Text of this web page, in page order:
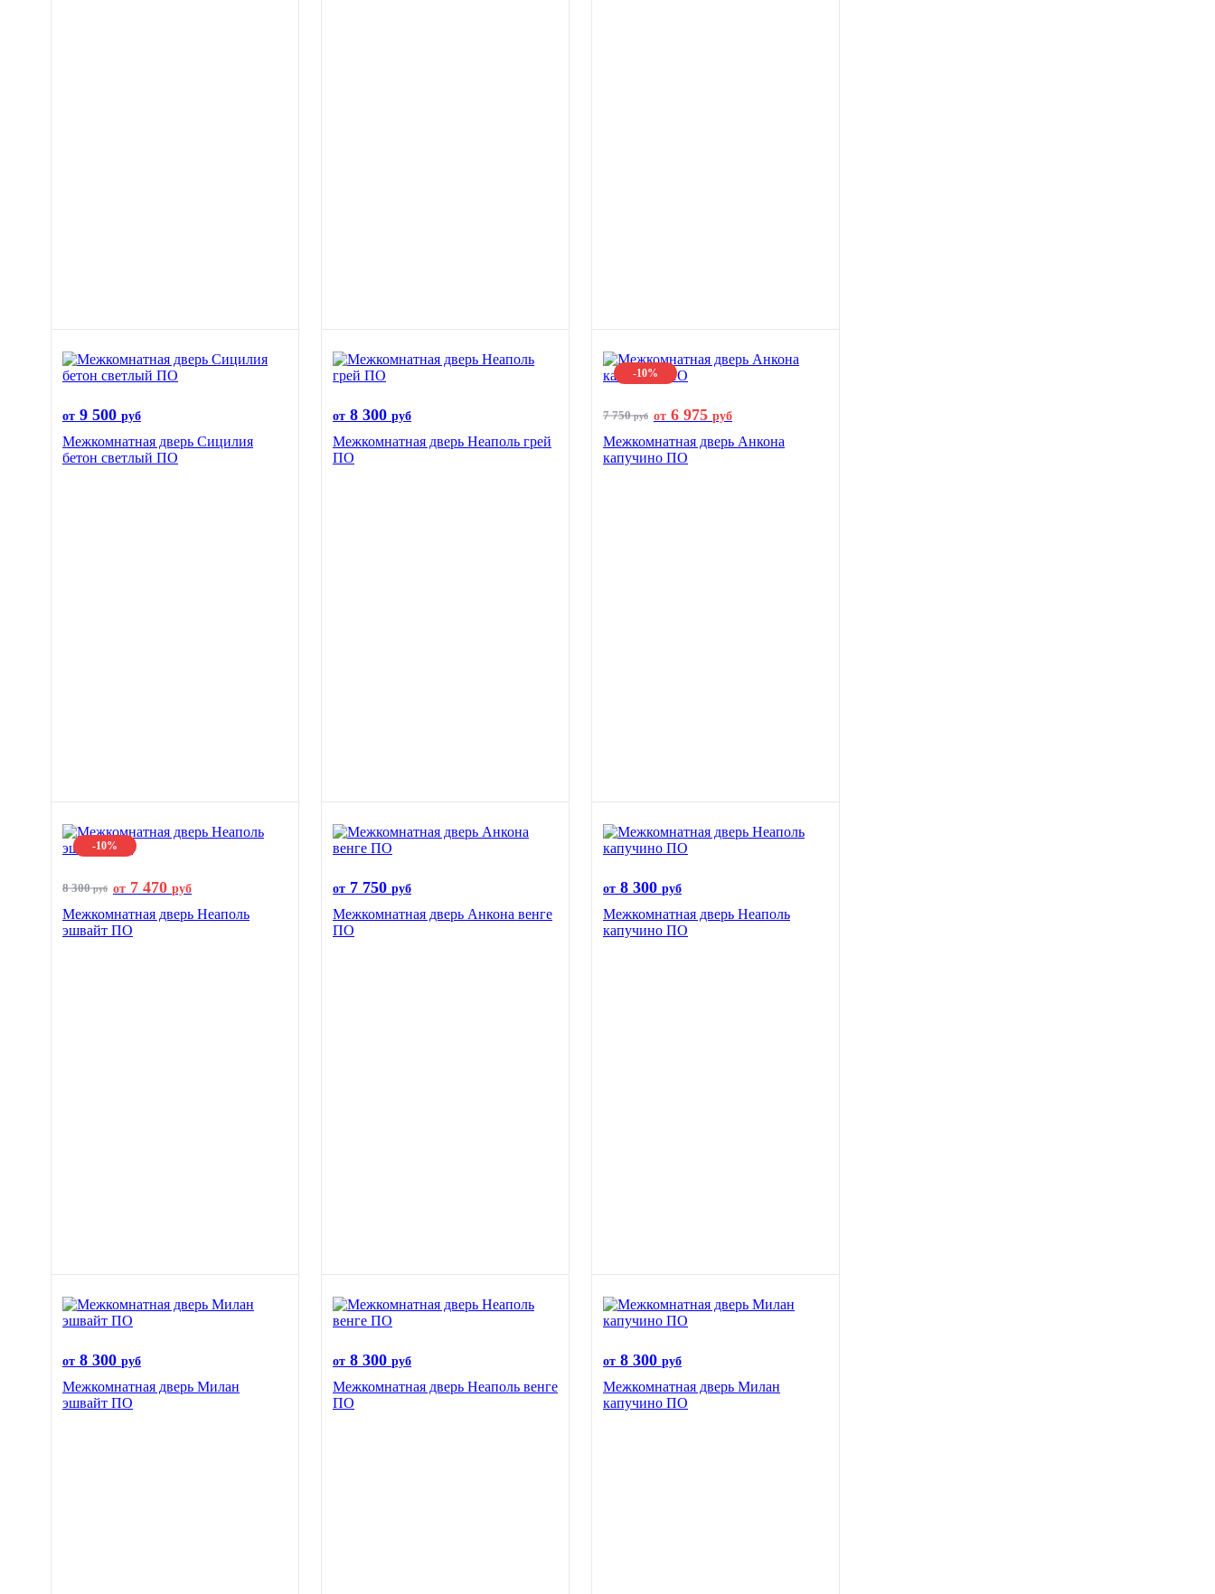
от 9 500 руб
Межкомнатная дверь Сицилия
бетон светлый ПО
от 8 300 руб
Межкомнатная дверь Неаполь грей
ПО
-10%
7 750руб от 6 975 руб
Межкомнатная дверь Анкона
капучино ПО
-10%
8 300руб от 7 470 руб
Межкомнатная дверь Неаполь
эшвайт ПО
от 7 750 руб
Межкомнатная дверь Анкона венге
ПО
от 8 300 руб
Межкомнатная дверь Неаполь
капучино ПО
от 8 300 руб
Межкомнатная дверь Милан
эшвайт ПО
от 8 300 руб
Межкомнатная дверь Неаполь венге
ПО
от 8 300 руб
Межкомнатная дверь Милан
капучино ПО